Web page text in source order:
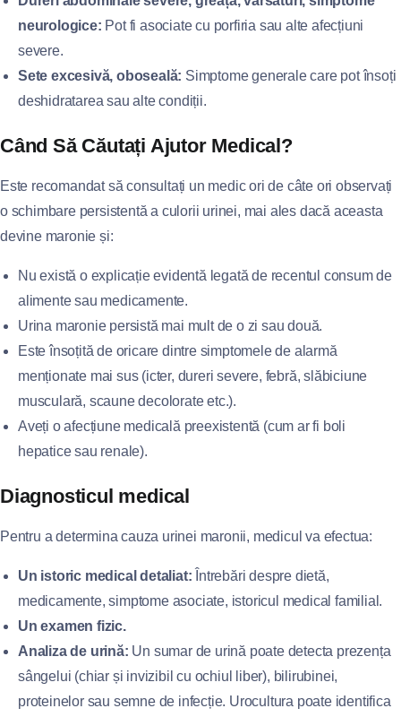
neurologice: Pot fi asociate cu porfiria sau alte afecțiuni
severe.
Sete excesivă, oboseală: Simptome generale care pot însoți
deshidratarea sau alte condiții.
Când Să Căutați Ajutor Medical?
Este recomandat să consultați un medic ori de câte ori observați
o schimbare persistentă a culorii urinei, mai ales dacă aceasta
devine maronie și:
Nu există o explicație evidentă legată de recentul consum de
alimente sau medicamente.
Urina maronie persistă mai mult de o zi sau două.
Este însoțită de oricare dintre simptomele de alarmă
menționate mai sus (icter, dureri severe, febră, slăbiciune
musculară, scaune decolorate etc.).
Aveți o afecțiune medicală preexistentă (cum ar fi boli
hepatice sau renale).
Diagnosticul medical
Pentru a determina cauza urinei maronii, medicul va efectua:
Un istoric medical detaliat: Întrebări despre dietă,
medicamente, simptome asociate, istoricul medical familial.
Un examen fizic.
Analiza de urină: Un sumar de urină poate detecta prezența
sângelui (chiar și invizibil cu ochiul liber), bilirubinei,
proteinelor sau semne de infecție. Urocultura poate identifica